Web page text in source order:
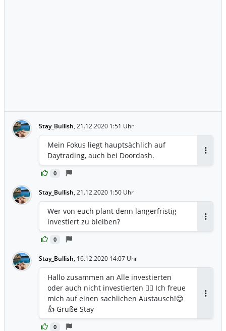
Stay_Bullish, 21.12.2020 1:51 Uhr
0
Mein Fokus liegt hauptsächlich auf
Daytrading, auch bei Doordash.
Stay_Bullish, 21.12.2020 1:50 Uhr
0
Wer von euch plant denn längerfristig
investiert zu bleiben?
Stay_Bullish, 16.12.2020 14:07 Uhr
0
Hallo zusammen an Alle investierten
oder auch nicht investierten 🙋‍♂️ Ich freue
mich auf einen sachlichen Austausch!😊
👍 Grüße Stay